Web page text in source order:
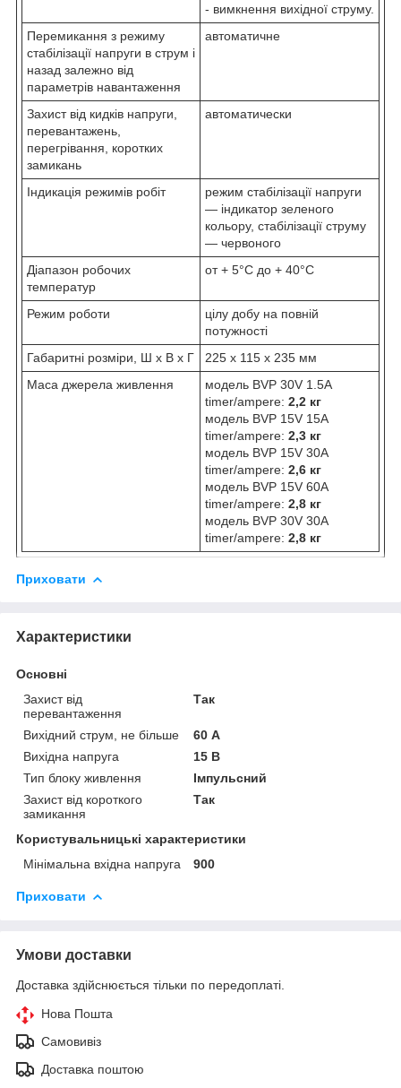
- вимкнення вихідної струму.
Перемикання з режиму
стабілізації напруги в струм і
назад залежно від
параметрів навантаження
автоматичне
Захист від кидків напруги,
перевантажень,
перегрівання, коротких
замикань
автоматически
Індикація режимів робіт
режим стабілізації напруги
— індикатор зеленого
кольору, стабілізації струму
— червоного
Діапазон робочих
температур
от + 5°C до + 40°C
Режим роботи
цілу добу на повній
потужності
Габаритні розміри, Ш х В х Г
225 х 115 х 235 мм
Маса джерела живлення
модель BVP 30V 1.5A
timer/ampere: 2,2 кг
модель BVP 15V 15A
timer/ampere: 2,3 кг
модель BVP 15V 30A
timer/ampere: 2,6 кг
модель BVP 15V 60A
timer/ampere: 2,8 кг
модель BVP 30V 30A
timer/ampere: 2,8 кг
Приховати
Характеристики
Основні
Захист від
перевантаження
Так
Вихідний струм, не більше
60 А
Вихідна напруга
15 В
Тип блоку живлення
Імпульсний
Захист від короткого
замикання
Так
Користувальницькі характеристики
Мінімальна вхідна напруга
900
Приховати
Умови доставки
Доставка здійснюється тільки по передоплаті.
Нова Пошта
Самовивіз
Доставка поштою